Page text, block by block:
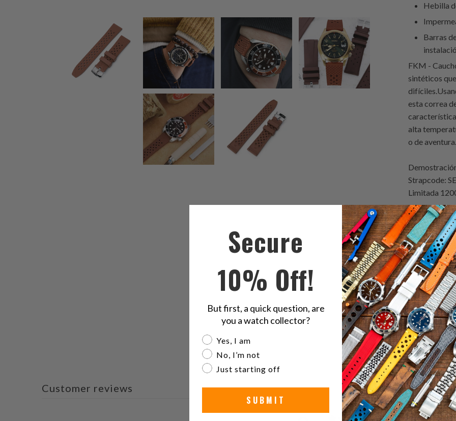
Hebilla
Barras
FKM -
sintéticos
esta correa
alta
o de aventura.
Strapcode:
Limitada
esto
en
Twitter
Customer reviews
Secure
10% Off!
But first, a quick question, are
you a watch collector?
Are you a watch collector?
Yes, I am
No, I’m not
Just starting off
SUBMIT